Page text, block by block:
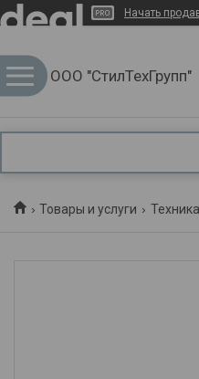
Начать
ООО "СтилТехГрупп"
Товары и услуги